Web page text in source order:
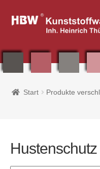
Zur
Navigation
Zum
Home
Start Produkte
Hustenschutz